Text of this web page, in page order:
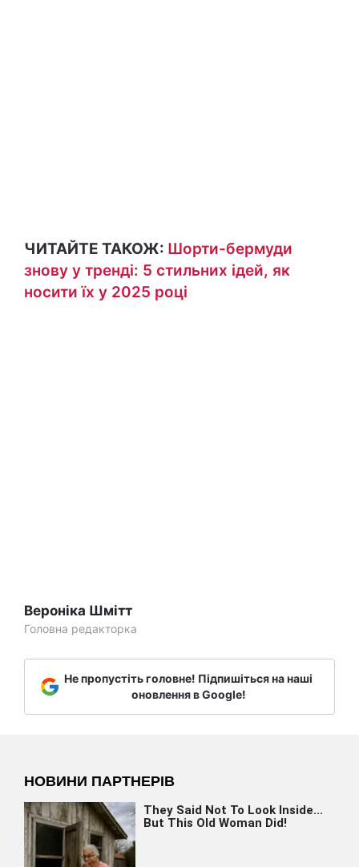
ЧИТАЙТЕ ТАКОЖ: Шорти-бермуди
знову у тренді: 5 стильних ідей, як
носити їх у 2025 році
Вероніка Шмітт
Головна редакторка
Не пропустіть головне! Підпишіться на наші
оновлення в Google!